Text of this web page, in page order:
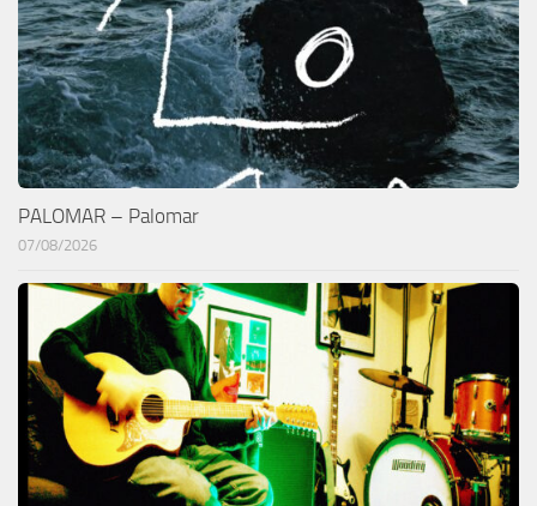
PALOMAR – Palomar
07/08/2026